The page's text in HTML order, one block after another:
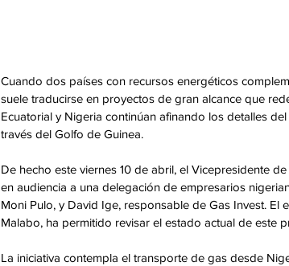
Cuando dos países con recursos energéticos
suele traducirse en proyectos de gran alcance que
Ecuatorial y Nigeria continúan afinando los detalles
través del Golfo de Guinea.
De hecho este viernes 10 de abril, el Vicepresidente
en audiencia a una delegación de empresarios
Moni Pulo, y David Ige, responsable de Gas Invest.
Malabo, ha permitido revisar el estado actual de este
La iniciativa contempla el transporte de gas desde